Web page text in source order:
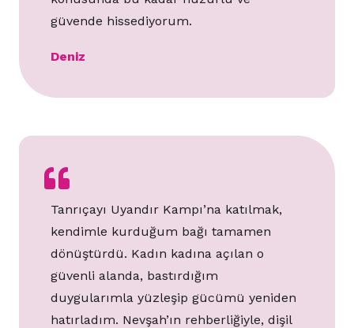
güvende hissediyorum.
Deniz
Tanrıçayı Uyandır Kampı’na katılmak,
kendimle kurduğum bağı tamamen
dönüştürdü. Kadın kadına açılan o
güvenli alanda, bastırdığım
duygularımla yüzleşip gücümü yeniden
hatırladım. Nevşah’ın rehberliğiyle, dişil